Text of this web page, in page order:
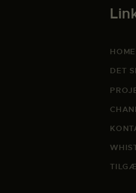
HOME
DET